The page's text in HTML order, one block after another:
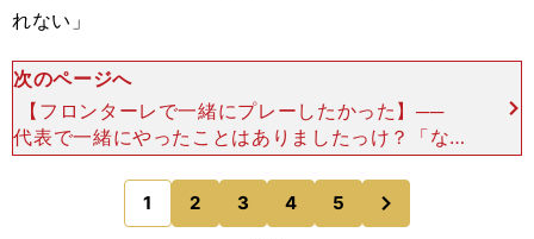
れない」
次のページへ
【フロンターレで一緒にプレーしたかった】──
代表で一緒にやったことはありましたっけ？「ない
んじゃないですかね。もしかしたらあるかもしれな
いですけど、あったとしてもほんのちょっとだった
と思います。
1 2 3 4 5
のページへ